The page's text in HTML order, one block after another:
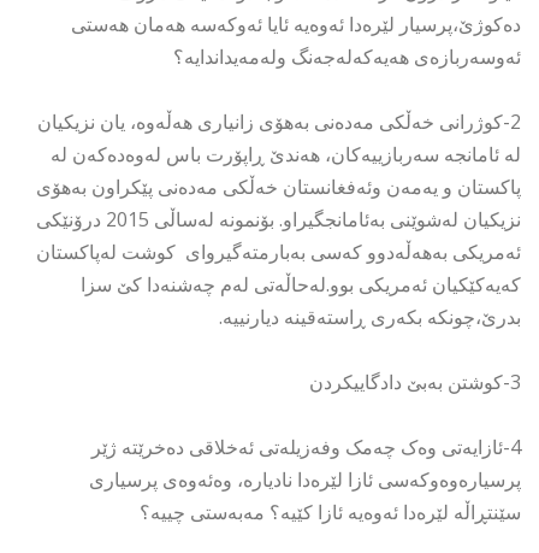
دەکوژێ،پرسیار لێرەدا ئەوەیە ئایا ئەوکەسە هەمان هەستی
ئەوسەربازەی هەیەکەلەجەنگ ولەمەیداندایە؟
2-کوژرانی خەڵکی مەدەنی بەهۆی زانیاری هەڵەوە، یان نزیکیان
لە ئامانجە سەربازییەکان، هەندێ ڕاپۆرت باس لەوەدەکەن لە
پاکستان و یەمەن وئەفغانستان خەڵکی مەدەنی پێکراون بەهۆی
نزیکیان لەشوێنی بەئامانجگیراو. بۆنمونە لەساڵی 2015 درۆنێکی
ئەمریکی بەهەڵەدوو کەسی بەبارمتەگیروای کوشت لەپاکستان
کەیەکێکیان ئەمریکی بوو.لەحاڵەتی لەم چەشنەدا کێ سزا
بدرێ،چونکە بکەری ڕاستەقینە دیارنییە.
3-کوشتن بەبێ دادگاییکردن
4-ئازایەتی وەک چەمک وفەزیلەتی ئەخلاقی دەخرێتە ژێر
پرسیارەوەوکەسی ئازا لێرەدا نادیارە، وەئەوەی پرسیاری
سێنتڕاڵە لێرەدا ئەوەیە ئازا کێیە؟ مەبەستی چییە؟